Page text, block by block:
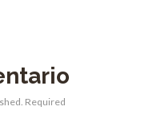
Required